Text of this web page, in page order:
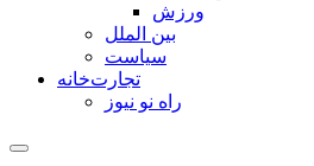
ورزش
بین الملل
سیاست
تجارت‌خانه
راه نو نیوز